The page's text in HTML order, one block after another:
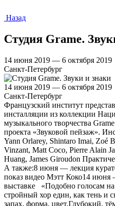
Назад
Студия Grame.
14 июня 2019 — 6 октября 2019
Санкт-Петербург
14 июня 2019 — 6 октября 2019
Санкт-Петербург
Французский институт
инсталляции из коллекции
музыкального творчества
проекта «Звуковой пейзаж».
Yann Orlarey, Shintaro Imai, Zoé
Vinzant, Matt Coco, Pierre Alain
Huang, James Giroudon
А также:8 июня — лекция
показ видео Мэтт Коко14 июня
выставке «Подобно голосам на
стройный хор един, как тень и
запах, форма, цвет,Глубокий,